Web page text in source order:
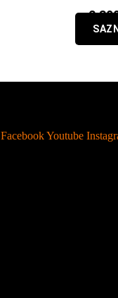
Facebook Youtube